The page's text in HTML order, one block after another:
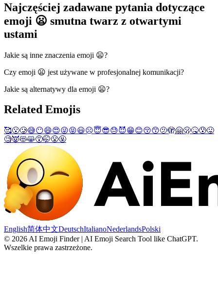
Najczęściej zadawane pytania dotyczące
emoji 😦 smutna twarz z otwartymi
ustami
Jakie są inne znaczenia emoji 😦?
Czy emoji 😦 jest używane w profesjonalnej komunikacji?
Jakie są alternatywy dla emoji 😦?
Related Emojis
🥰😮🥲😅😶😄😍😜😝😃☹️😇😎😓😈😁😊😚😙🫤🫣🤗🫢🤒😰😛
🧐👿😻😸😵🤭😤🤬
English简体中文DeutschItalianoNederlandsPolski
© 2026 AI Emoji Finder | AI Emoji Search Tool like ChatGPT.
Wszelkie prawa zastrzeżone.